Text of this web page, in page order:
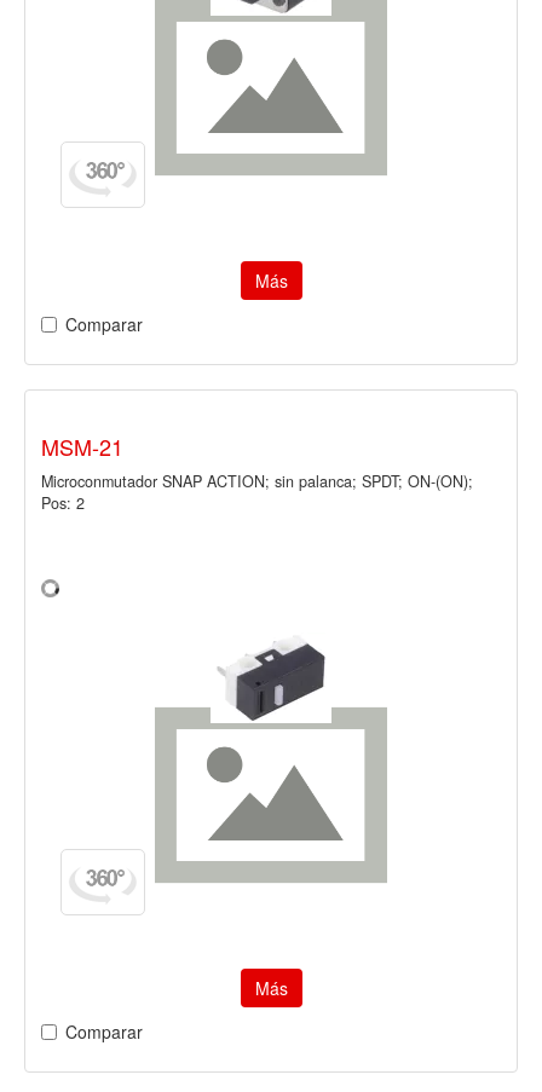
Más
Comparar
MSM-21
Microconmutador SNAP ACTION; sin palanca; SPDT; ON-(ON);
Pos: 2
Más
Comparar